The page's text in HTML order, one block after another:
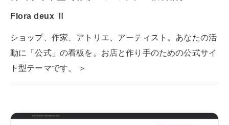
Flora deux Ⅱ
ショップ、作家、アトリエ、アーティスト。あなたの活
動に「公式」の看板を。お店と作り手のための公式サイ
ト型テーマです。 ＞